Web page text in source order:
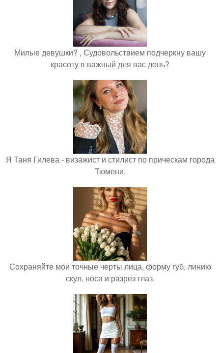
Милые девушки? , Судовольствием подчеркну вашу
красоту в важный для вас день?
Я Таня Гилева - визажист и стилист по прическам города
Тюмени.
Сохраняйте мои точные черты лица, форму губ, линию
скул, носа и разрез глаз.